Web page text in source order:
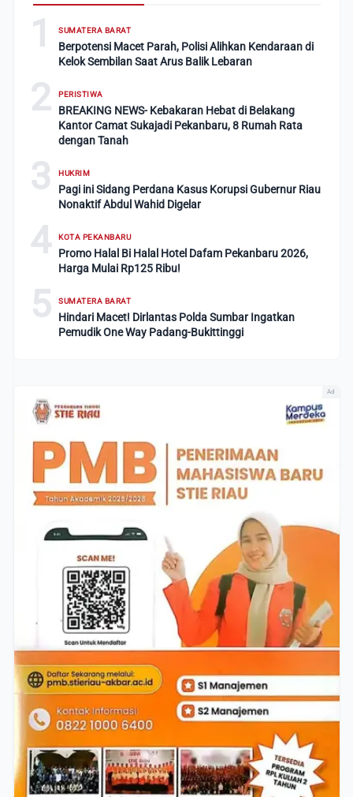
1 SUMATERA BARAT
Berpotensi Macet Parah, Polisi Alihkan Kendaraan di
Kelok Sembilan Saat Arus Balik Lebaran
2 PERISTIWA
BREAKING NEWS- Kebakaran Hebat di Belakang
Kantor Camat Sukajadi Pekanbaru, 8 Rumah Rata
dengan Tanah
3 HUKRIM
Pagi ini Sidang Perdana Kasus Korupsi Gubernur Riau
Nonaktif Abdul Wahid Digelar
4 KOTA PEKANBARU
Promo Halal Bi Halal Hotel Dafam Pekanbaru 2026,
Harga Mulai Rp125 Ribu!
5 SUMATERA BARAT
Hindari Macet! Dirlantas Polda Sumbar Ingatkan
Pemudik One Way Padang-Bukittinggi
Ad